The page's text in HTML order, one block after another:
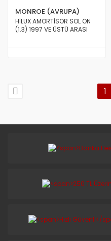
MONROE (AVRUPA)
HİLUX AMORTİSÖR SOL ÖN
(1.3) 1997 VE ÜSTÜ ARASI
1